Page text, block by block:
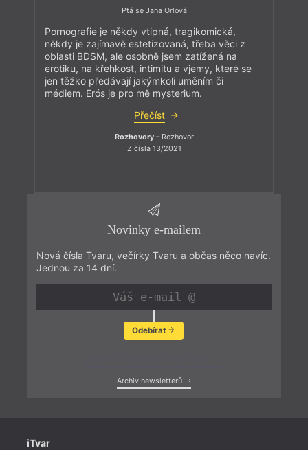
Ptá se Jana Orlová
Pornografie je někdy vtipná, tragikomická,
někdy je zajímavě estetizovaná, třeba věci z
oblasti BDSM, ale osobně jsem zatížená na
erotiku, na křehkost, intimitu a vjemy, které se
jen těžko předávají jakýmkoli uměním či
médiem. Erós je pro mě mysterium.
Přečíst
Rozhovory– Rozhovor
Z čísla 13/2021
Novinky e-mailem
Nová čísla Tvaru, večírky Tvaru a občas něco navíc.
Jednou za 14 dní.
Odebírat
Archiv newsletterů
iTvar